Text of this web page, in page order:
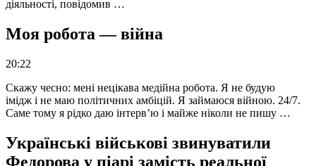
діяльності, повідомив …
Моя робота — війна
20:22
Скажу чесно: мені нецікава медійна робота. Я не будую
імідж і не маю політичних амбіцій. Я займаюся війною. 24/7.
Саме тому я рідко даю інтерв’ю і майже ніколи не пишу …
Українські військові звинуватили
Федорова у піарі замість реальної